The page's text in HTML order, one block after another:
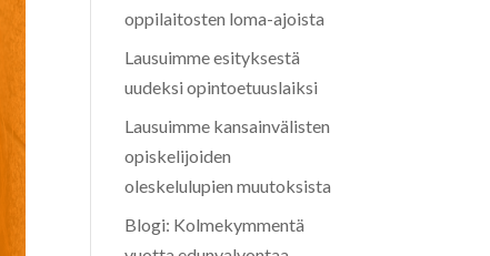
oppilaitosten loma-ajoista
Lausuimme esityksestä
uudeksi opintoetuuslaiksi
Lausuimme kansainvälisten
opiskelijoiden
oleskelulupien muutoksista
Blogi: Kolmekymmentä